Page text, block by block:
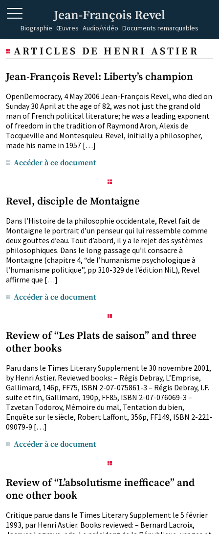
Jean-François Revel
Biographie Œuvres Audio/vidéo Documents remarquables
ARTICLES DE HENRI ASTIER
Jean-François Revel: Liberty’s champion
OpenDemocracy, 4 May 2006 Jean-François Revel, who died on
Sunday 30 April at the age of 82, was not just the grand old
man of French political literature; he was a leading exponent
of freedom in the tradition of Raymond Aron, Alexis de
Tocqueville and Montesquieu. Revel, initially a philosopher,
made his name in 1957 […]
Accéder à ce document
Revel, disciple de Montaigne
Dans l’Histoire de la philosophie occidentale, Revel fait de
Montaigne le portrait d’un penseur qui lui ressemble comme
deux gouttes d’eau. Tout d’abord, il y a le rejet des systèmes
philosophiques. Dans le long passage qu’il consacre à
Montaigne (chapitre 4, “de l’humanisme psychologique à
l’humanisme politique”, pp 310-329 de l’édition NiL), Revel
affirme que […]
Accéder à ce document
Review of “Les Plats de saison” and three
other books
Paru dans le Times Literary Supplement le 30 novembre 2001,
by Henri Astier. Reviewed books: – Régis Debray, L’Emprise,
Gallimard, 146p, FF75, ISBN 2-07-075861-3 – Régis Debray, I.F.
suite et fin, Gallimard, 190p, FF85, ISBN 2-07-076069-3 –
Tzvetan Todorov, Mémoire du mal, Tentation du bien,
Enquête sur le siècle, Robert Laffont, 356p, FF149, ISBN 2-221-
09079-9 […]
Accéder à ce document
Review of “L’absolutisme inefficace” and
one other book
Critique parue dans le Times Literary Supplement le 5 février
1993, par Henri Astier. Books reviewed: – Bernard Lacroix,